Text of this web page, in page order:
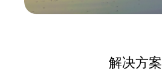
解决方案